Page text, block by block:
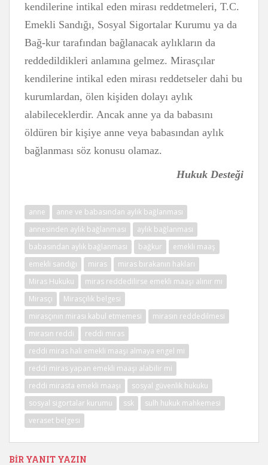
kendilerine intikal eden mirası reddetmeleri, T.C.
Emekli Sandığı, Sosyal Sigortalar Kurumu ya da
Bağ-kur tarafından bağlanacak aylıkların da
reddedildikleri anlamına gelmez. Mirasçılar
kendilerine intikal eden mirası reddetseler dahi bu
kurumlardan, ölen kişiden dolayı aylık
alabileceklerdir. Ancak anne ya da babasını
öldüren bir kişiye anne veya babasından aylık
bağlanması söz konusu olamaz.
Hukuk Desteği
anne
anne ve babasından aylık bağlanması
annesinden aylık bağlanması
aylık bağlanması
babasından aylık bağlanması
bağkur
emekli maaş
emekli sandığı
miras
miras bırakanın hakları
Miras Hukuku
miras reddedilirse emekli maaşı alınır mı
Mirasçı
Mirasçılık belgesi
mirasçının mirası kabul etmemesi
mirasın reddedilmesi
mirasın reddi
reddi miras
reddi miras hali emekli maaşı almaya engel mi
reddi miras yapan emekli maaşı alabilir mi
reddi mirasta emekli maaşı
sosyal güvenlik hukuku
sosyal sigortalar kurumu
ssk
sulh hukuk mahkemesi
veraset belgesi
BIR YANIT YAZIN